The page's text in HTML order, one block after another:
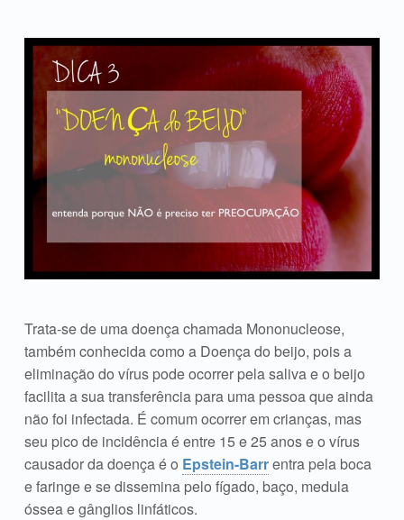
Trata-se de uma doença chamada Mononucleose,
também conhecida como a Doença do beijo, pois a
eliminação do vírus pode ocorrer pela saliva e o beijo
facilita a sua transferência para uma pessoa que ainda
não foi infectada. É comum ocorrer em crianças, mas
seu pico de incidência é entre 15 e 25 anos e o vírus
causador da doença é o Epstein-Barrentra pela boca
e faringe e se dissemina pelo fígado, baço, medula
óssea e gânglios linfáticos.